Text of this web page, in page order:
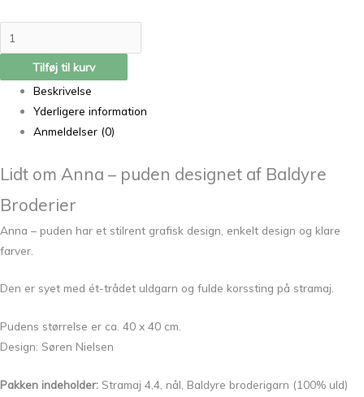
Tilføj til kurv
Beskrivelse
Yderligere information
Anmeldelser (0)
Lidt om Anna – puden designet af Baldyre
Broderier
Anna – puden har et stilrent grafisk design, enkelt design og klare
farver.
Den er syet med ét-trådet uldgarn og fulde korssting på stramaj.
Pudens størrelse er ca. 40 x 40 cm.
Design: Søren Nielsen
Pakken indeholder: Stramaj 4,4, nål, Baldyre broderigarn (100% uld)